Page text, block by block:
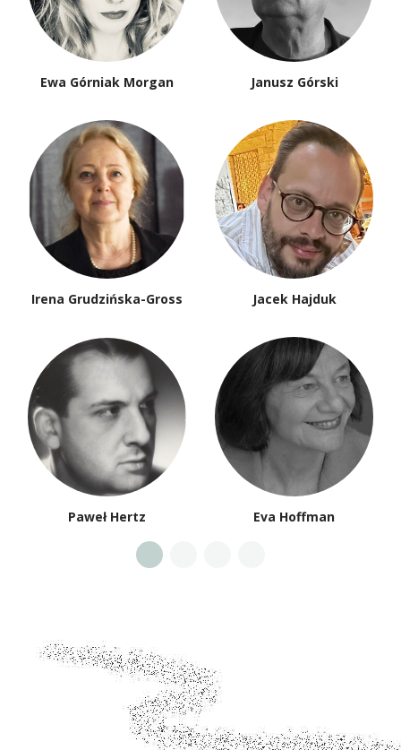
Ewa Górniak Morgan Janusz Górski
Irena Grudzińska-Gross Jacek Hajduk
Paweł Hertz Eva Hoffman